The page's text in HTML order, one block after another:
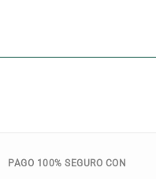
PAGO 100% SEGURO CON